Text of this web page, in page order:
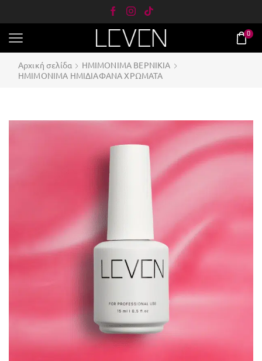
0
Αρχική σελίδα
ΗΜΙΜΟΝΙΜΑ ΒΕΡΝΙΚΙΑ
ΗΜΙΜΟΝΙΜΑ ΗΜΙΔΙΑΦΑΝΑ ΧΡΩΜΑΤΑ